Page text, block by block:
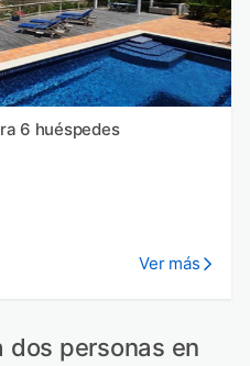
6 huéspedes
Ver más
dos personas en